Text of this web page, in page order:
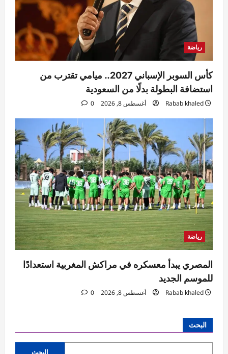
رياضة
كأس السوبر الإسباني 2027.. ميامي تقترب من
استضافة البطولة بدلًا من السعودية
Rabab khaled أغسطس 8, 2026 0
رياضة
المصري يبدأ معسكره في مراكش المغربية استعدادًا
للموسم الجديد
Rabab khaled أغسطس 8, 2026 0
البحث
البحث